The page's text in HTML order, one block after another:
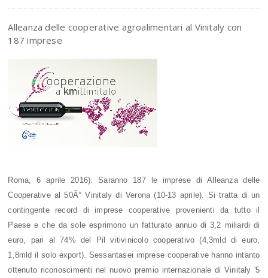
Alleanza delle cooperative agroalimentari al Vinitaly con
187 imprese
Roma, 6 aprile 2016). Saranno 187 le imprese di Alleanza delle
Cooperative al 50Â° Vinitaly di Verona (10-13 aprile). Si tratta di un
contingente record di imprese cooperative provenienti da tutto il
Paese e che da sole esprimono un fatturato annuo di 3,2 miliardi di
euro, pari al 74% del Pil vitivinicolo cooperativo (4,3mld di euro,
1,8mld il solo export). Sessantasei imprese cooperative hanno intanto
ottenuto riconoscimenti nel nuovo premio internazionale di Vinitaly '5